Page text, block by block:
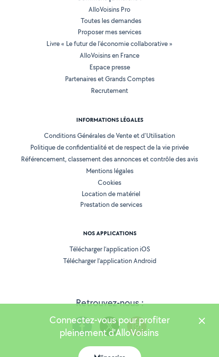
Retrouvez-nous :
AlloVoisins Pro
Toutes les demandes
Proposer mes services
Livre « Le futur de l'économie collaborative »
AlloVoisins en France
Espace presse
Partenaires et Grands Comptes
Recrutement
INFORMATIONS LÉGALES
Conditions Générales de Vente et d'Utilisation
Politique de confidentialité et de respect de la vie privée
Référencement, classement des annonces et contrôle des avis
Mentions légales
Cookies
Location de matériel
Prestation de services
NOS APPLICATIONS
Télécharger l’application iOS
Télécharger l’application Android
Connectez-vous pour profiter
pleinement d'AlloVoisins